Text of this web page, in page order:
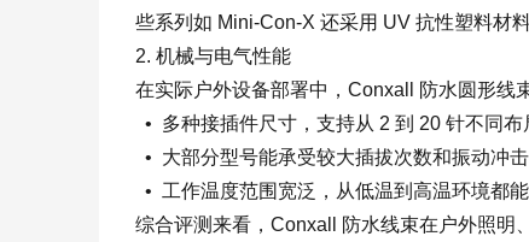
些系列如 Mini‑Con‑X 还采用 UV 抗性塑料材
2. 机械与电气性能
在实际户外设备部署中，Conxall 防水圆形线
• 多种接插件尺寸，支持从 2 到 20 针不同布
• 大部分型号能承受较大插拔次数和振动冲
• 工作温度范围宽泛，从低温到高温环境都能
综合评测来看，Conxall 防水线束在户外照明